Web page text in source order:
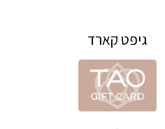
גיפט קארד